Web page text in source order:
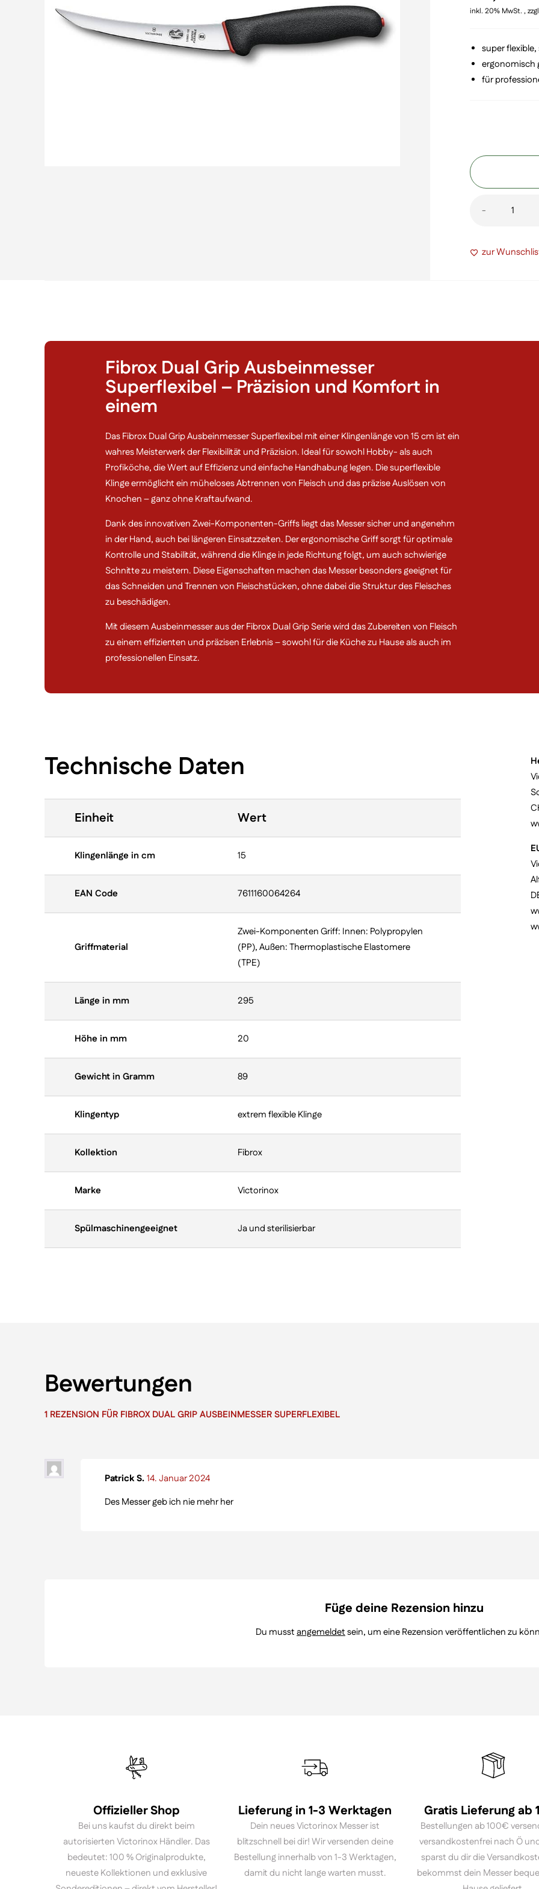
Kundenbewertung
inkl. 20% MwSt. ,
super
ergonomisch
für
-
Fibrox
zur
Fibrox Dual Grip Ausbeinmesser
Superflexibel – Präzision und Komfort in
einem
Das Fibrox Dual Grip Ausbeinmesser Superflexibel mit einer Klingenlänge von 15 cm ist ein
wahres Meisterwerk der Flexibilität und Präzision. Ideal für sowohl Hobby- als auch
Profiköche, die Wert auf Effizienz und einfache Handhabung legen. Die superflexible
Klinge ermöglicht ein müheloses Abtrennen von Fleisch und das präzise Auslösen von
Knochen – ganz ohne Kraftaufwand.
Dank des innovativen Zwei-Komponenten-Griffs liegt das Messer sicher und angenehm
in der Hand, auch bei längeren Einsatzzeiten. Der ergonomische Griff sorgt für optimale
Kontrolle und Stabilität, während die Klinge in jede Richtung folgt, um auch schwierige
Schnitte zu meistern. Diese Eigenschaften machen das Messer besonders geeignet für
das Schneiden und Trennen von Fleischstücken, ohne dabei die Struktur des Fleisches
zu beschädigen.
Mit diesem Ausbeinmesser aus der Fibrox Dual Grip Serie wird das Zubereiten von Fleisch
zu einem effizienten und präzisen Erlebnis – sowohl für die Küche zu Hause als auch im
professionellen Einsatz.
Technische Daten
Einheit Wert
Klingenlänge in cm 15
EAN Code 7611160064264
Griffmaterial
Zwei-Komponenten Griff: Innen: Polypropylen
(PP), Außen: Thermoplastische Elastomere
(TPE)
Länge in mm 295
Höhe in mm 20
Gewicht in Gramm 89
Klingentyp extrem flexible Klinge
Kollektion Fibrox
Marke Victorinox
Spülmaschinengeeignet Ja und sterilisierbar
Bewertungen
1 REZENSION FÜR FIBROX DUAL GRIP AUSBEINMESSER SUPERFLEXIBEL
Patrick S.14. Januar 2024
Des Messer geb ich nie mehr her
Füge deine Rezension hinzu
Du musstangemeldetsein, um eine Rezension veröffentlichen zu
Offizieller Shop
Bei uns kaufst du direkt beim
autorisierten Victorinox Händler. Das
bedeutet: 100 % Originalprodukte,
neueste Kollektionen und exklusive
Lieferung in 1-3 Werktagen
Dein neues Victorinox Messer ist
blitzschnell bei dir! Wir versenden deine
Bestellung innerhalb von 1-3 Werktagen,
damit du nicht lange warten musst.
Gratis Lieferung ab
Bestellungen ab 100€
versandkostenfrei nach Ö
sparst du dir die
bekommst dein Messer